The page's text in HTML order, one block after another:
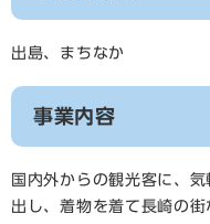
出島、まちなか
事業内容
国内外からの観光客に、
出し、着物を着て長崎の